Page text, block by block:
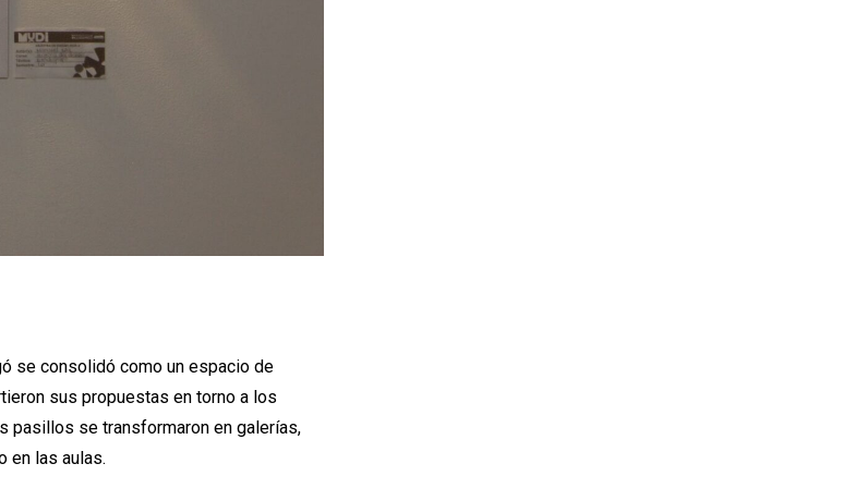
se consolidó como un espacio de
sus propuestas en torno a los
pasillos se transformaron en galerías,
en las aulas.